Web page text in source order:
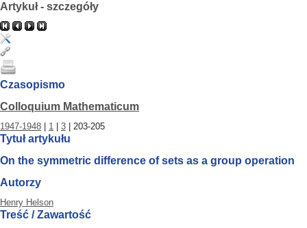
Artykuł - szczegóły
Czasopismo
Colloquium Mathematicum
1947-1948 1 3 | 203-205
Tytuł artykułu
On the symmetric difference of sets as a group operation
Autorzy
Henry Helson
Treść / Zawartość